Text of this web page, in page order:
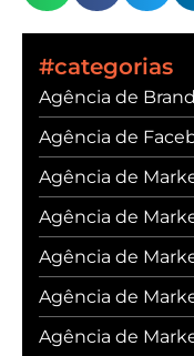
#categorias
Agência de
Agência de
Agência de
Agência de
Agência de
Agência de
Agência de